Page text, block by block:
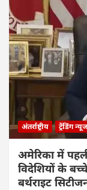
अंतर्राष्ट्रीय ट्रेंडिंग न्यूज
अमेरिका में
विदेशियों के
बर्थराइट